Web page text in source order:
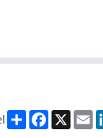
Deel X